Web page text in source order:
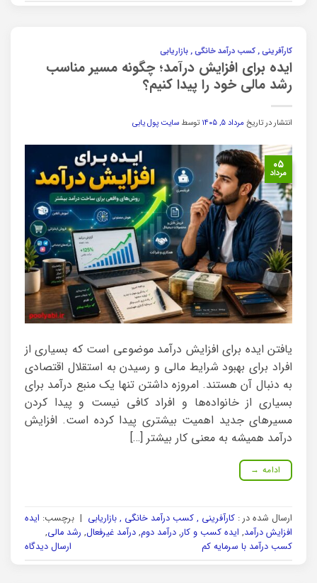
کارآفرینی , کسب درآمد خانگی , بازاریابی
ایده برای افزایش درآمد؛ چگونه مسیر مناسب
رشد مالی خود را پیدا کنیم؟
انتشار در تاریخ مرداد ۵, ۱۴۰۵ توسط سایت پول یابی
۰۵
مرداد
یافتن ایده برای افزایش درآمد موضوعی است که بسیاری از
افراد برای بهبود شرایط مالی و رسیدن به استقلال اقتصادی
به دنبال آن هستند. امروزه داشتن تنها یک منبع درآمد برای
بسیاری از خانواده‌ها و افراد کافی نیست و پیدا کردن
مسیرهای جدید اهمیت بیشتری پیدا کرده است. افزایش
درآمد همیشه به معنی کار بیشتر […]
ادامه →
ارسال شده در : کارآفرینی , کسب درآمد خانگی , بازاریابی | برچسب: ایده
افزایش درآمد, ایده کسب و کار, درآمد دوم, درآمد غیرفعال, رشد مالی,
کسب درآمد با سرمایه کم
ارسال دیدگاه